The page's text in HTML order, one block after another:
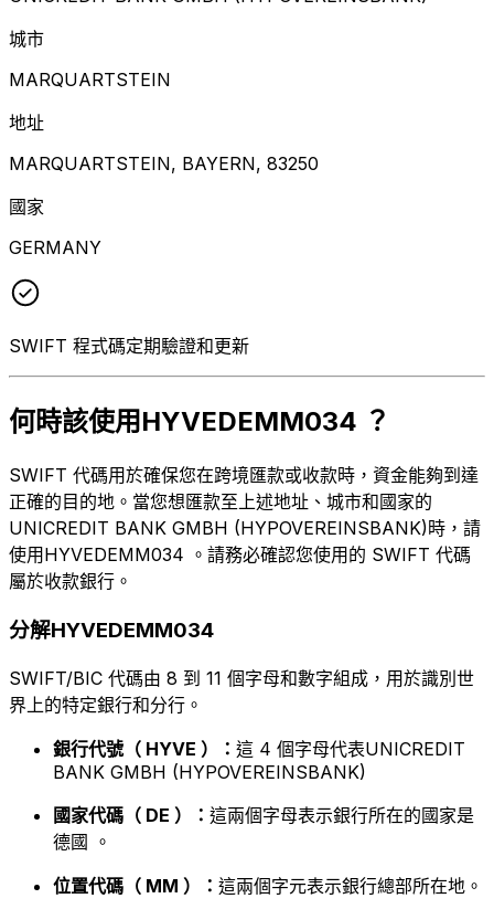
城市
MARQUARTSTEIN
地址
MARQUARTSTEIN, BAYERN, 83250
國家
GERMANY
SWIFT 程式碼定期驗證和更新
何時該使用HYVEDEMM034 ？
SWIFT 代碼用於確保您在跨境匯款或收款時，資金能夠到達
正確的目的地。當您想匯款至上述地址、城市和國家的
UNICREDIT BANK GMBH (HYPOVEREINSBANK)時，請
使用HYVEDEMM034 。請務必確認您使用的 SWIFT 代碼
屬於收款銀行。
分解HYVEDEMM034
SWIFT/BIC 代碼由 8 到 11 個字母和數字組成，用於識別世
界上的特定銀行和分行。
銀行代號（ HYVE ）： 這 4 個字母代表UNICREDIT
BANK GMBH (HYPOVEREINSBANK)
國家代碼（ DE ）： 這兩個字母表示銀行所在的國家是
德國 。
位置代碼（ MM ）： 這兩個字元表示銀行總部所在地。